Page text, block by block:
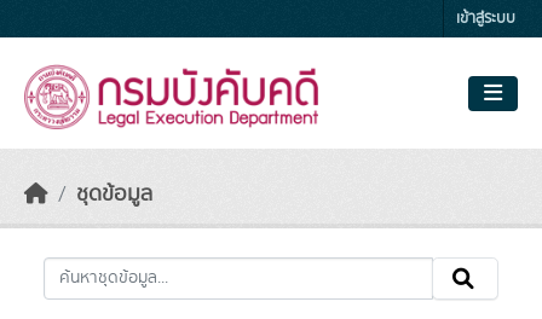
เข้าสู่ระบบ
ชุดข้อมูล